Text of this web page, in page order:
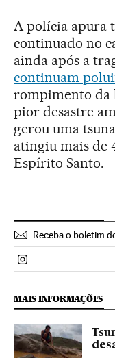
A polícia apura
continuado no
ainda após a
continuam
rompimento da
pior desastre
gerou uma
atingiu mais de
Espírito Santo.
Receba o boletim
Politica El País
MAIS INFORMAÇÕES